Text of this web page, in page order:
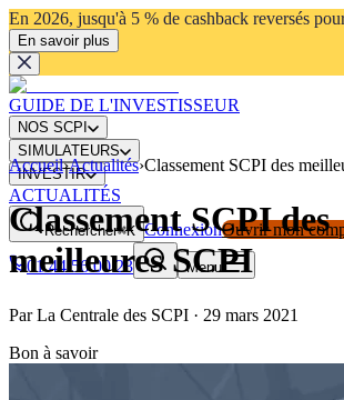
En 2026, jusqu'à 5 % de cashback reversés
En savoir plus
GUIDE DE L'INVESTISSEUR
NOS SCPI
SIMULATEURS
INVESTIR
ACTUALITÉS
Rechercher⌘K ConnexionOuvrir mon
01 44 56 00 23
Menu
Accueil›Actualités›Classement SCPI des
Classement SCPI des
meilleures SCPI
Par La Centrale des SCPI · 29 mars 2021
Bon à savoir